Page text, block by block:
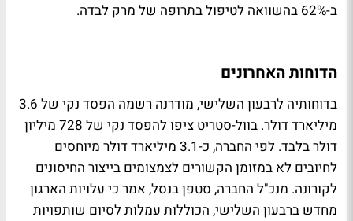
ב-62% בהשוואה לטיפול בתרופה של מרק לבדה.
הדוחות האחרונים
בדוחותיה לרבעון השלישי, מודרנה רשמה הפסד נקי של 3.6
מיליארד דולר. בוול-סטריט ציפו להפסד נקי של 728 מיליון
דולר בלבד. לפי החברה, כ-3.1 מיליארד דולר מיוחסים
לחיובים לא במזומן הקשורים לצמצומים בייצור החיסונים
לקורונה. מנכ"ל החברה, סטפן בנסל, אמר כי עלויות הארגון
מחדש ברבעון השלישי, הכוללות עמלות לסיום שותפויות